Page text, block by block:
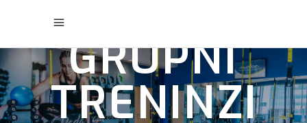
GRUPNI
TRENINZI